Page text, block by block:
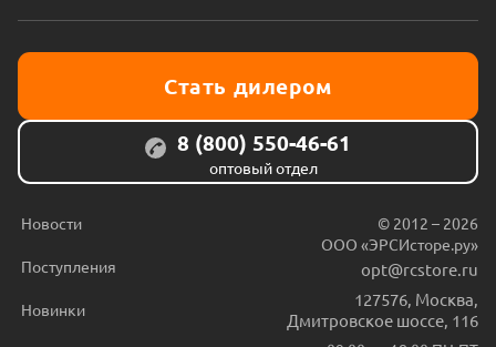
Стать дилером
8 (800) 550-46-61
оптовый отдел
Новости
Поступления
Новинки
© 2012 – 2026
ООО «ЭРСИсторе.ру»
opt@rcstore.ru
127576 Москва
Дмитровское шоссе, 116